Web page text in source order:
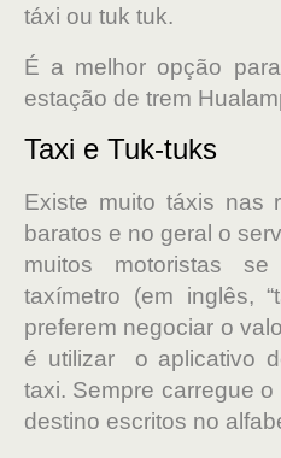
táxi ou tuk tuk.
É a melhor opção
estação de trem
Taxi e Tuk-tuks
Existe muito táxis nas
baratos e no geral o
muitos motoristas
taxímetro (em inglês,
preferem negociar o
é utilizar o aplicativo
taxi. Sempre carregue
destino escritos no